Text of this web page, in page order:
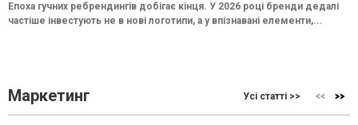
Епоха гучних ребрендингів добігає кінця. У 2026 році бренди дедалі
частіше інвестують не в нові логотипи, а у впізнавані елементи,...
Маркетинг Усі статті >>